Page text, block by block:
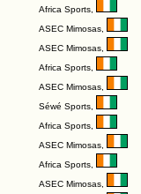
Africa Sports
ASEC Mimosas
ASEC Mimosas
Africa Sports
ASEC Mimosas
Séwé Sports
Africa Sports
ASEC Mimosas
Africa Sports
ASEC Mimosas